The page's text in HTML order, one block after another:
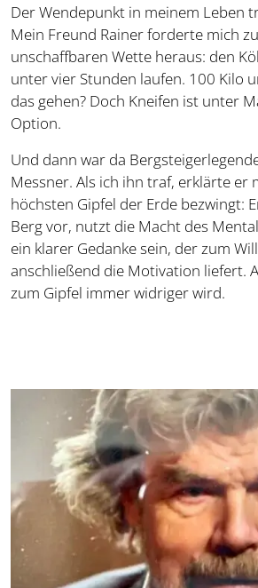
Der Wendepunkt in meinem Leben
Mein Freund Rainer forderte mich
unschaffbaren Wette heraus: den
unter vier Stunden laufen. 100 Kilo
das gehen? Doch Kneifen ist unter
Option.
Und dann war da
Messner. Als ich ihn traf, erklärte er
höchsten Gipfel der Erde bezwingt:
Berg vor, nutzt die Macht des
ein klarer Gedanke sein, der zum
anschließend die Motivation liefert.
zum Gipfel immer widriger wird.